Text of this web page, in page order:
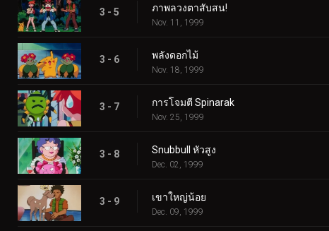
3 - 5 ภาพลวงตาสับสน!
Nov. 11, 1999
3 - 6 พลังดอกไม้
Nov. 18, 1999
3 - 7 การโจมตี Spinarak
Nov. 25, 1999
3 - 8 Snubbull หัวสูง
Dec. 02, 1999
3 - 9 เขาใหญ่น้อย
Dec. 09, 1999